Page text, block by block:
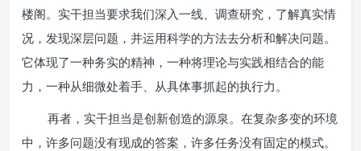
楼阁。实干担当要求我们深入一线、调查研究，了解真实情
况，发现深层问题，并运用科学的方法去分析和解决问题。
它体现了一种务实的精神，一种将理论与实践相结合的能
力，一种从细微处着手、从具体事抓起的执行力。
再者，实干担当是创新创造的源泉。在复杂多变的环境
中，许多问题没有现成的答案，许多任务没有固定的模式。